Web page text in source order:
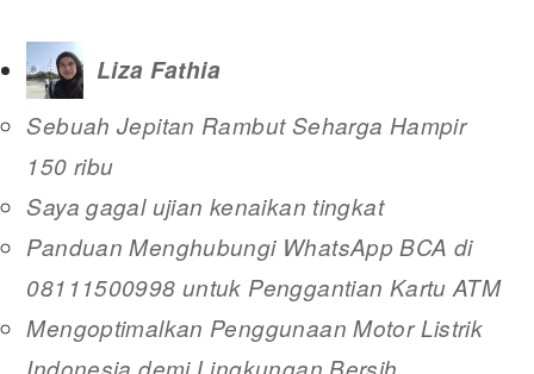
Liza Fathia
Sebuah Jepitan Rambut Seharga Hampir
150 ribu
Saya gagal ujian kenaikan tingkat
Panduan Menghubungi WhatsApp BCA di
08111500998 untuk Penggantian Kartu ATM
Mengoptimalkan Penggunaan Motor Listrik